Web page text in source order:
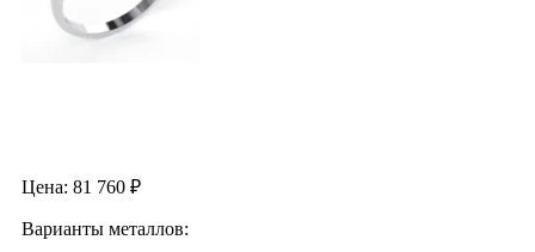
Цена: 81 760 ₽
Варианты металлов: